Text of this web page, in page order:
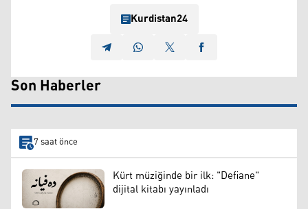
Kurdistan24
Son Haberler
7 saat önce
Kürt müziğinde bir ilk: "Defiane"
dijital kitabı yayınladı